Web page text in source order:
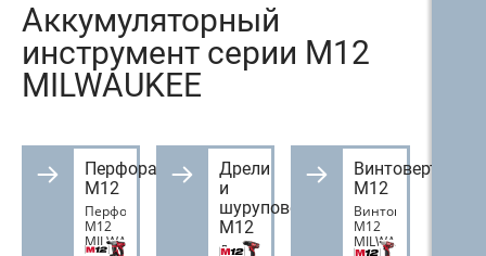
Аккумуляторный
инструмент серии M12
MILWAUKEE
Перфораторы
M12
Перфораторы
M12
MILWAUKEE
Дрели
и
шуруповерты
M12
Дрели
Винтоверты
M12
Винтоверты
M12
MILWAUKEE